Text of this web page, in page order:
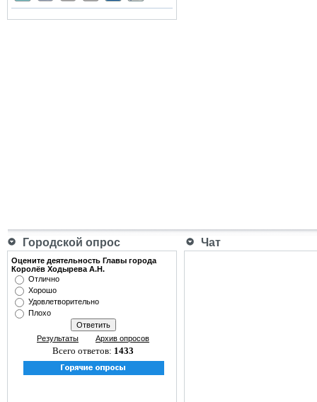
Городской опрос Чат
Оцените деятельность Главы города
Королёв Ходырева А.Н.
Отлично
Хорошо
Удовлетворительно
Плохо
Результаты Архив опросов
Всего ответов: 1433